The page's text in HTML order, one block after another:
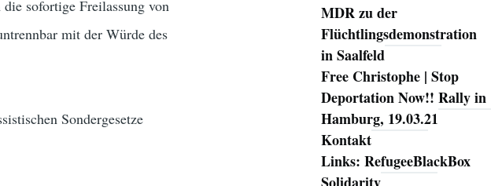
sofortige Freilassung von
mit der Würde des
Sondergesetze
MDR zu der
Flüchtlingsdemonstration
in Saalfeld
Free Christophe | Stop
Deportation Now!! Rally in
Hamburg, 19.03.21
Kontakt
Links: RefugeeBlackBox